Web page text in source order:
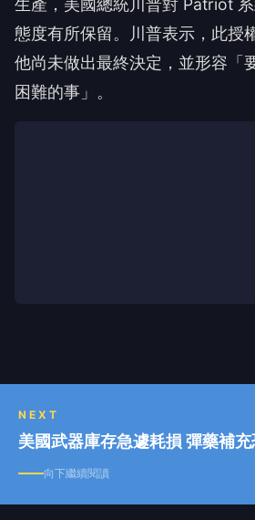
生產，美國總統川普對 Patriot
態度有所保留。川普表示，此授
他尚未做出最終決定，並形容「
困難的事」。
NEXT
美國武器庫存急遽耗損 彈藥補
向下繼續閱讀